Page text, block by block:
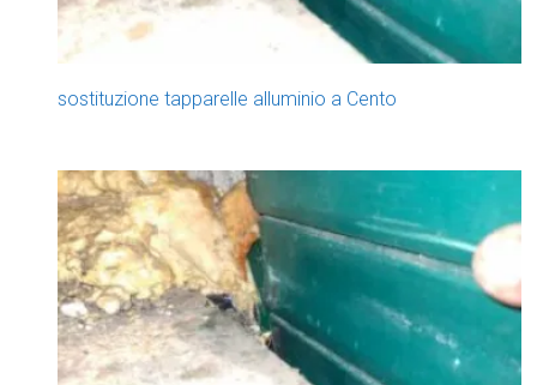
sostituzione tapparelle alluminio a Cento